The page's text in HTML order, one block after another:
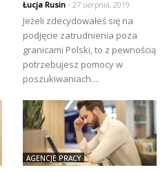
Łucja Rusin - 27 sierpnia, 2019
Jeżeli zdecydowałeś się na
podjęcie zatrudnienia poza
granicami Polski, to z pewnością
potrzebujesz pomocy w
poszukiwaniach....
AGENCJE PRACY